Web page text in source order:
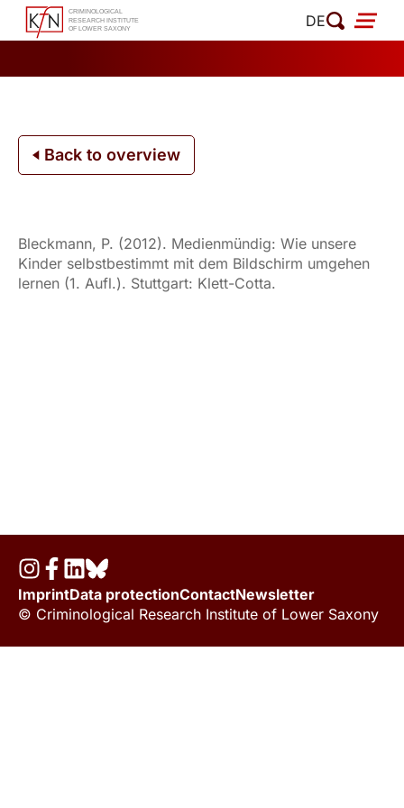
Skip
DE
Back to overview
Bleckmann, P. (2012). Medienmündig: Wie unsere
Kinder selbstbestimmt mit dem Bildschirm umgehen
lernen (1. Aufl.). Stuttgart: Klett-Cotta.
ImprintData protectionContactNewsletter
© Criminological Research Institute of Lower Saxony